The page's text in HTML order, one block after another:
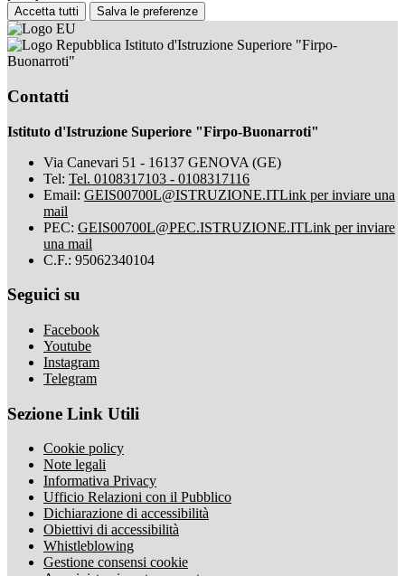
Accetta tutti Salva le preferenze
Istituto d'Istruzione Superiore "Firpo-
Buonarroti"
Contatti
Istituto d'Istruzione Superiore "Firpo-Buonarroti"
Via Canevari 51 - 16137 GENOVA (GE)
Tel: Tel. 0108317103 - 0108317116
Email: GEIS00700L@ISTRUZIONE.ITLink per inviare una
mail
PEC: GEIS00700L@PEC.ISTRUZIONE.ITLink per inviare
una mail
C.F.: 95062340104
Seguici su
Facebook
Youtube
Instagram
Telegram
Sezione Link Utili
Cookie policy
Note legali
Informativa Privacy
Ufficio Relazioni con il Pubblico
Dichiarazione di accessibilità
Obiettivi di accessibilità
Whistleblowing
Gestione consensi cookie